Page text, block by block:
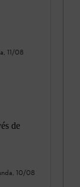
11/08
de
10/08